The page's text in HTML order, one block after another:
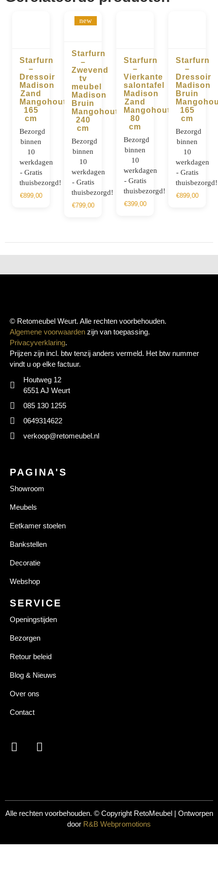
BESTELLEN
Starfurn
–
Dressoir
Madison
Zand
Mangohout
165
cm
Bezorgd
binnen
10
werkdagen
- Gratis
thuisbezorgd!
€899,00
BESTELLEN
new
Starfurn
–
Zwevend
tv
meubel
Madison
Bruin
Mangohout
240
cm
Bezorgd
binnen
10
werkdagen
- Gratis
thuisbezorgd!
€799,00
BESTELLEN
Starfurn
–
Vierkante
salontafel
Madison
Zand
Mangohout
80
cm
Bezorgd
binnen
10
werkdagen
- Gratis
thuisbezorgd!
€399,00
BESTELLEN
Starfurn
–
Dressoir
Madison
Bruin
165
cm
Bezorgd
binnen
10
werkdagen
- Gratis
thuisbezorgd!
€899,00
© Retomeubel Weurt. Alle rechten voorbehouden.
Algemene voorwaarden zijn van toepassing.
Privacyverklaring.
Prijzen zijn incl. btw tenzij anders vermeld. Het btw nummer
vindt u op elke factuur.
Houtweg 12
6551 AJ Weurt
085 130 1255
0649314622
verkoop@retomeubel.nl
PAGINA'S
Showroom
Meubels
Eetkamer stoelen
Bankstellen
Decoratie
Webshop
SERVICE
Openingstijden
Bezorgen
Retour beleid
Blog & Nieuws
Over ons
Contact
Alle rechten voorbehouden. © Copyright RetoMeubel | Ontworpen
door R&B Webpromotions